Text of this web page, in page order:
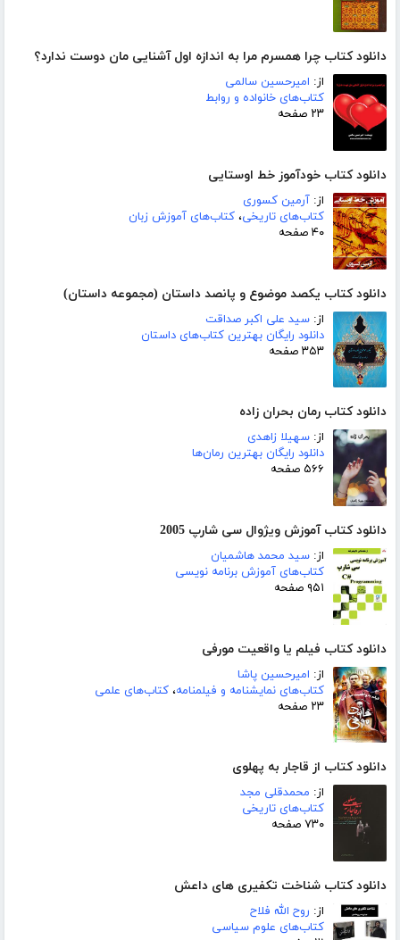
دانلود کتاب چرا همسرم مرا به ‌اندازه اول آشنایی مان دوست ندارد؟
از: امیرحسین سالمی
کتاب‌های خانواده و روابط
۲۳ صفحه
دانلود کتاب خودآموز خط اوستایی
از: آرمین کسوری
کتاب‌های تاریخی، کتاب‌های آموزش زبان
۴۰ صفحه
دانلود کتاب یکصد موضوع و پانصد داستان (مجموعه داستان)
از: سید علی اکبر صداقت
دانلود رایگان بهترین کتاب‌های داستان
۳۵۳ صفحه
دانلود کتاب رمان بحران زاده
از: سهیلا زاهدی
دانلود رایگان بهترین رمان‌ها
۵۶۶ صفحه
دانلود کتاب آموزش ویژوال سی شارپ 2005
از: سید محمد هاشمیان
کتاب‌های آموزش برنامه نویسی
۹۵۱ صفحه
دانلود کتاب فیلم یا واقعیت مورفی
از: امیرحسین پاشا
کتاب‌های نمایشنامه و فیلمنامه، کتاب‌های علمی
۲۳ صفحه
دانلود کتاب از قاجار به پهلوی
از: محمدقلی مجد
کتاب‌های تاریخی
۷۳۰ صفحه
دانلود کتاب شناخت تکفیری های داعش
از: روح الله فلاح
کتاب‌های علوم سیاسی